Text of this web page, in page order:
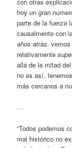
con otras
hoy un gran
parte de la fuerza
causalmente con
años atrás,
relativamente
allá de la mitad
no es así,
más cercanos a
…
“Todos podemos
mal histórico no